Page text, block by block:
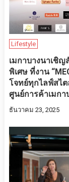
Lifestyle
เมกาบางนาเชิ
พิเศษ ที่งาน
โจทย์ทุกไลฟ์สไ
ศูนย์การค้าเมกา
ธันวาคม 23, 2025